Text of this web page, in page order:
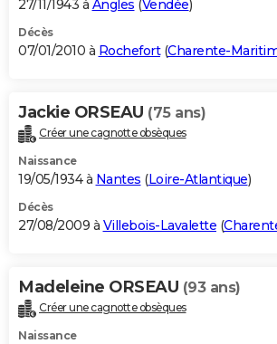
27/11/1943 à Angles (Vendée)
Décès
07/01/2010 à Rochefort(Charente-
Jackie ORSEAU (75 ans)
Créer une cagnotte obsèques
Naissance
19/05/1934 à Nantes (Loire-Atlantique)
Décès
27/08/2009 à Villebois-Lavalette (
Madeleine ORSEAU (93 ans)
Créer une cagnotte obsèques
Naissance